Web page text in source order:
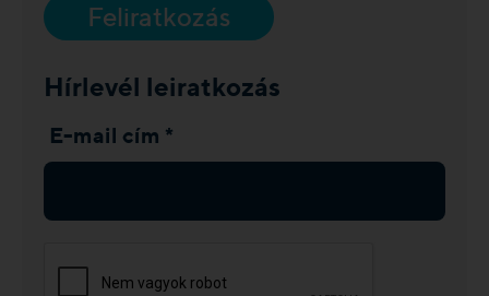
Feliratkozás
Hírlevél leiratkozás
E-mail cím *